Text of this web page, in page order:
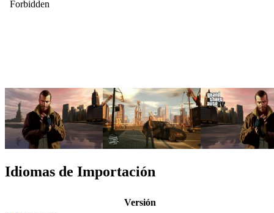
Idiomas de Importación
Versión